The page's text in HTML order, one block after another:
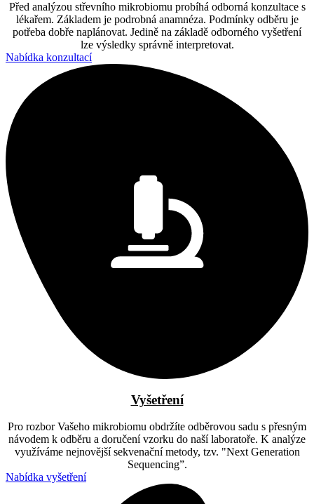
Před analýzou střevního mikrobiomu probíhá odborná konzultace s
lékařem. Základem je podrobná anamnéza. Podmínky odběru je
potřeba dobře naplánovat. Jedině na základě odborného vyšetření
lze výsledky správně interpretovat.
Nabídka konzultací
Vyšetření
Pro rozbor Vašeho mikrobiomu obdržíte odběrovou sadu s přesným
návodem k odběru a doručení vzorku do naší laboratoře. K analýze
využíváme nejnovější sekvenační metody, tzv. "Next Generation
Sequencing”.
Nabídka vyšetření